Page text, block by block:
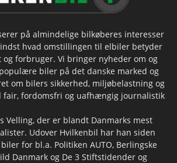
på almindelige bilkøberes interesser
hvad omstillingen til elbiler betyder
forbruger. Vi bringer nyheder om og
biler på det danske marked og
om bilers sikkerhed, miljøbelastning og
fair, fordomsfri og uafhængig journalistik
Velling, der er blandt Danmarks mest
Udover Hvilkenbil har han siden
for bl.a. Politiken AUTO, Berlingske
Danmark og De 3 Stiftstidender og